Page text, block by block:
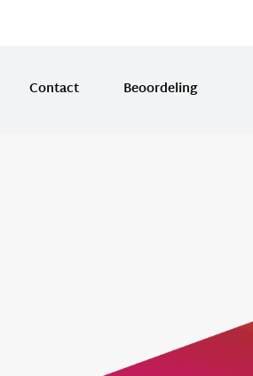
Contact Beoordeling